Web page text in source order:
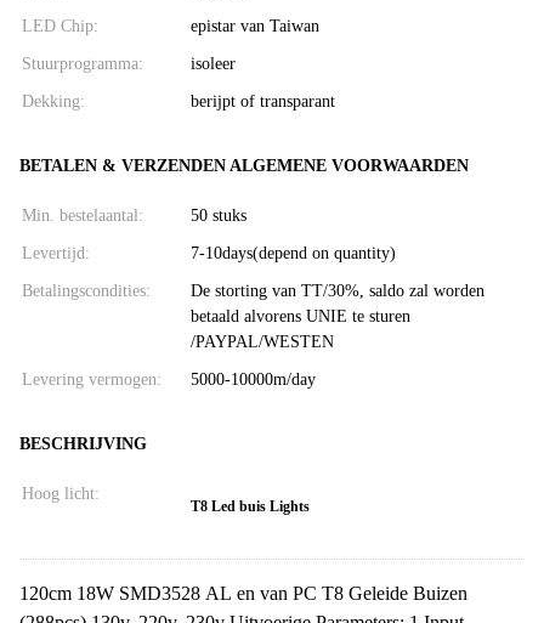
LED Chip: epistar van Taiwan
Stuurprogramma: isoleer
Dekking: berijpt of transparant
BETALEN & VERZENDEN ALGEMENE VOORWAARDEN
Min. bestelaantal: 50 stuks
Levertijd: 7-10days(depend on quantity)
Betalingscondities:
De storting van TT/30%, saldo zal worden
betaald alvorens UNIE te sturen
/PAYPAL/WESTEN
Levering vermogen: 5000-10000m/day
BESCHRIJVING
Hoog licht:
T8 Led buis Lights
120cm 18W SMD3528 AL en van PC T8 Geleide Buizen